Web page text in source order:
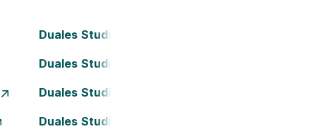
Duales Studium Bielefeld
Duales Studium Darmstadt
Duales Studium Essen
Duales Studium Kassel